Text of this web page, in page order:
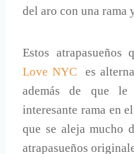
del aro con una rama
Estos atrapasueños
Love NYC es
además de que
interesante rama en
que se aleja mucho
atrapasueños